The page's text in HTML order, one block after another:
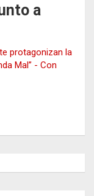
a
protagonizan la
Mal” - Con